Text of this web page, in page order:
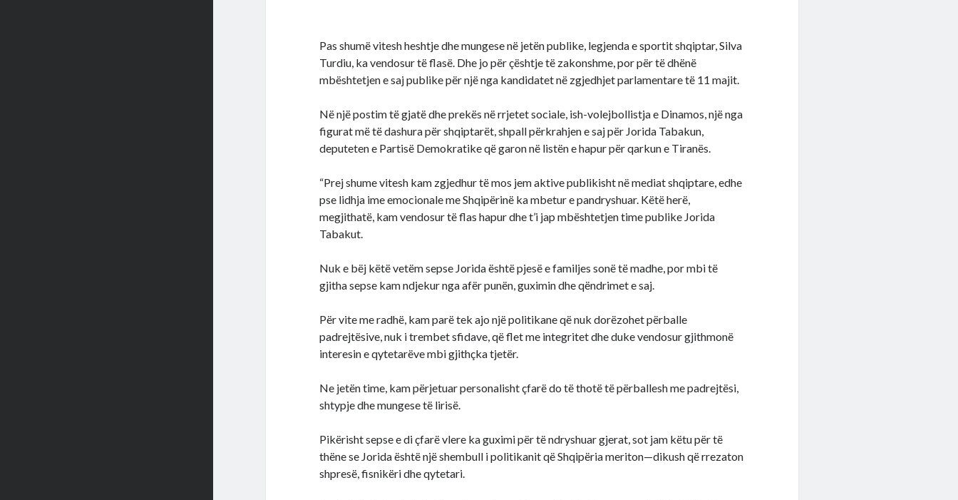
Pas shumë vitesh heshtje dhe mungese në jetën publike, legjenda e sportit shqiptar, Silva
Turdiu, ka vendosur të flasë. Dhe jo për çështje të zakonshme, por për të dhënë
mbështetjen e saj publike për një nga kandidatet në zgjedhjet parlamentare të 11 majit.
Në një postim të gjatë dhe prekës në rrjetet sociale, ish-volejbollistja e Dinamos, një nga
figurat më të dashura për shqiptarët, shpall përkrahjen e saj për Jorida Tabakun,
deputeten e Partisë Demokratike që garon në listën e hapur për qarkun e Tiranës.
“Prej shume vitesh kam zgjedhur të mos jem aktive publikisht në mediat shqiptare, edhe
pse lidhja ime emocionale me Shqipërinë ka mbetur e pandryshuar. Këtë herë,
megjithatë, kam vendosur të flas hapur dhe t’i jap mbështetjen time publike Jorida
Tabakut.
Nuk e bëj këtë vetëm sepse Jorida është pjesë e familjes sonë të madhe, por mbi të
gjitha sepse kam ndjekur nga afër punën, guximin dhe qëndrimet e saj.
Për vite me radhë, kam parë tek ajo një politikane që nuk dorëzohet përballe
padrejtësive, nuk i trembet sfidave, që flet me integritet dhe duke vendosur gjithmonë
interesin e qytetarëve mbi gjithçka tjetër.
Ne jetën time, kam përjetuar personalisht çfarë do të thotë të përballesh me padrejtësi,
shtypje dhe mungese të lirisë.
Pikërisht sepse e di çfarë vlere ka guximi për të ndryshuar gjerat, sot jam këtu për të
thëne se Jorida është një shembull i politikanit që Shqipëria meriton—dikush që rrezaton
shpresë, fisnikëri dhe qytetari.